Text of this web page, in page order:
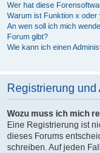
Wer hat diese
Warum ist Funktion x oder
An wen soll ich mich
Forum gibt?
Wie kann ich einen
Registrierung und
Wozu muss ich mich
Eine Registrierung ist
dieses Forums
schreiben. Auf jeden